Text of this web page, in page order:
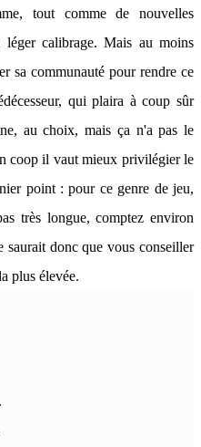
tout comme de nouvelles
léger calibrage. Mais au moins
sa communauté pour rendre ce
qui plaira à coup sûr
au choix, mais ça n'a pas le
coop il vaut mieux privilégier le
point : pour ce genre de jeu,
très longue, comptez environ
donc que vous conseiller
plus élevée.